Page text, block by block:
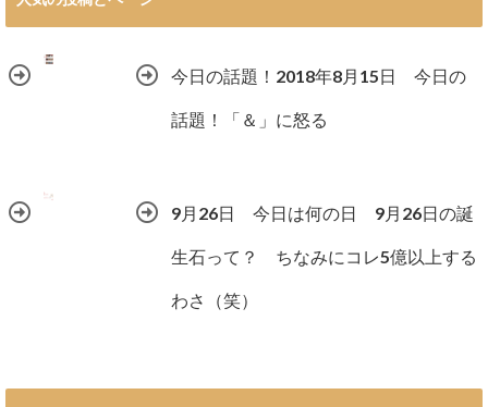
今日の話題！2018年8月15日 今日の
話題！「＆」に怒る
9月26日 今日は何の日 9月26日の誕
生石って？ ちなみにコレ5億以上する
わさ（笑）